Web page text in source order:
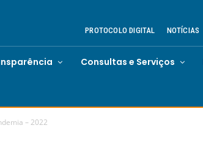
PROTOCOLO DIGITAL NOTÍCIAS
Consultas e Serviços
– 2022